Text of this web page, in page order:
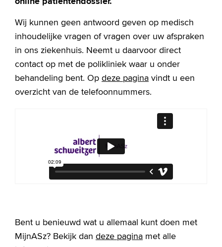
Wij kunnen geen antwoord geven op medisch
inhoudelijke vragen of vragen over uw afspraken
in ons ziekenhuis. Neemt u daarvoor direct
contact op met de polikliniek waar u onder
behandeling bent. Op deze pagina vindt u een
overzicht van de telefoonnummers.
Bent u benieuwd wat u allemaal kunt doen met
MijnASz? Bekijk dan deze pagina met alle